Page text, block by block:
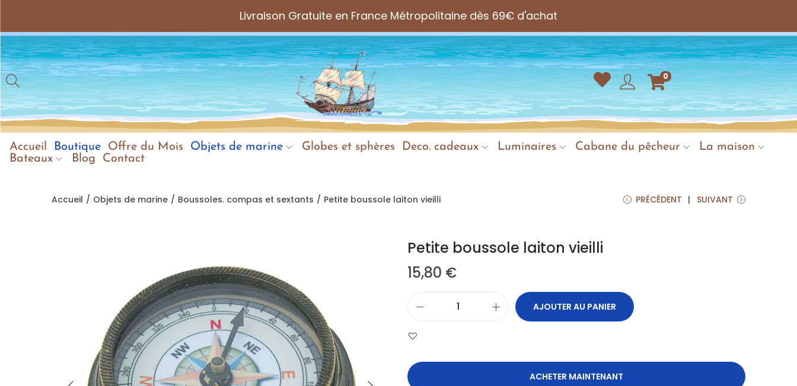
Livraison Gratuite en France Métropolitaine dès 69€ d'achat
0
Accueil Boutique Offre du Mois Objets de marine Globes et sphères Deco. cadeaux Luminaires Cabane du pêcheur
La maison
Bateaux
Blog Contact
Accueil / Objets de marine / Boussoles. compas et sextants / Petite boussole laiton vieilli PRÉCÉDENT SUIVANT
Petite boussole laiton vieilli
15,80 €
AJOUTER AU PANIER
ACHETER MAINTENANT